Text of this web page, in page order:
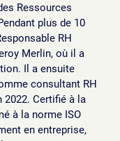
Ressources
plus de 10
RH
Merlin, où il a
Il a ensuite
consultant RH
2022. Certifié à la
à la norme ISO
en entreprise,